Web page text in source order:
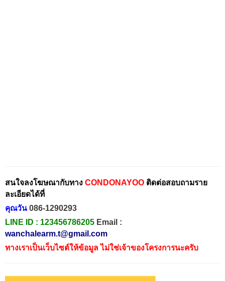
สนใจลงโฆษณากับทาง CONDONAYOO ติดต่อสอบถามราย
ละเอียดได้ที่
คุณวัน 086-1290293
LINE ID : 123456786205 Email :
wanchalearm.t@gmail.com
ทางเราเป็นเว็บไซต์ให้ข้อมูล ไม่ใช่เจ้าของโครงการนะครับ